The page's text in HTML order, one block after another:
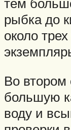
тем
рыбка до
около
Во втором
большую
воду и